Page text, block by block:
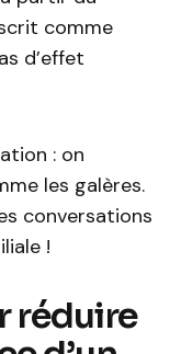
comme
d’effet
: on
les galères.
conversations
!
réduire